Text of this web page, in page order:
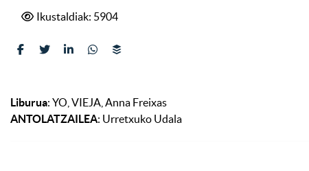
Ikustaldiak: 5904
Liburua: YO, VIEJA, Anna Freixas
ANTOLATZAILEA: Urretxuko Udala